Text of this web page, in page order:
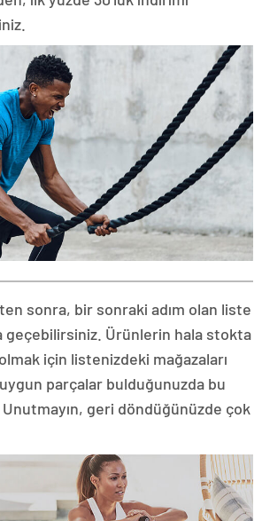
sonra, bir sonraki adım olan liste
geçebilirsiniz. Ürünlerin hala stokta
için listenizdeki mağazaları
parçalar bulduğunuzda bu
Unutmayın, geri döndüğünüzde çok